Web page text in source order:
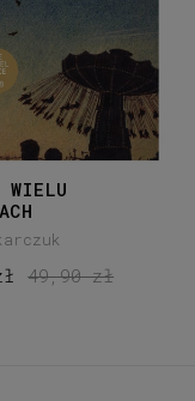
WIELU
49,90 zł